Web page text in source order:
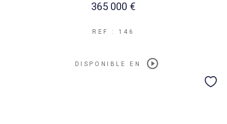
365 000 €
REF : 146
DISPONIBLE EN